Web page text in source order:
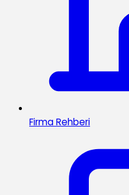
Firma Rehberi